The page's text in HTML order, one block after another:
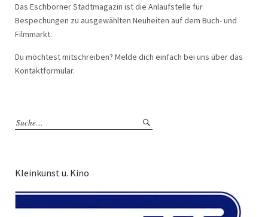
Das Eschborner Stadtmagazin ist die Anlaufstelle für
Bespechungen zu ausgewählten Neuheiten auf dem Buch- und
Filmmarkt.
Du möchtest mitschreiben? Melde dich einfach bei uns über das
Kontaktformular.
Kleinkunst u. Kino